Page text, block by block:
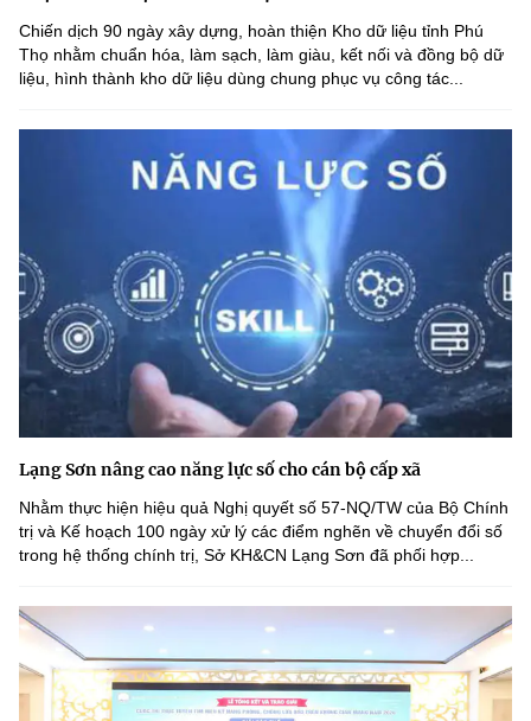
Chiến dịch 90 ngày xây dựng, hoàn thiện Kho dữ liệu tỉnh Phú
Thọ nhằm chuẩn hóa, làm sạch, làm giàu, kết nối và đồng bộ dữ
liệu, hình thành kho dữ liệu dùng chung phục vụ công tác...
Lạng Sơn nâng cao năng lực số cho cán bộ cấp xã
Nhằm thực hiện hiệu quả Nghị quyết số 57-NQ/TW của Bộ Chính
trị và Kế hoạch 100 ngày xử lý các điểm nghẽn về chuyển đổi số
trong hệ thống chính trị, Sở KH&CN Lạng Sơn đã phối hợp...